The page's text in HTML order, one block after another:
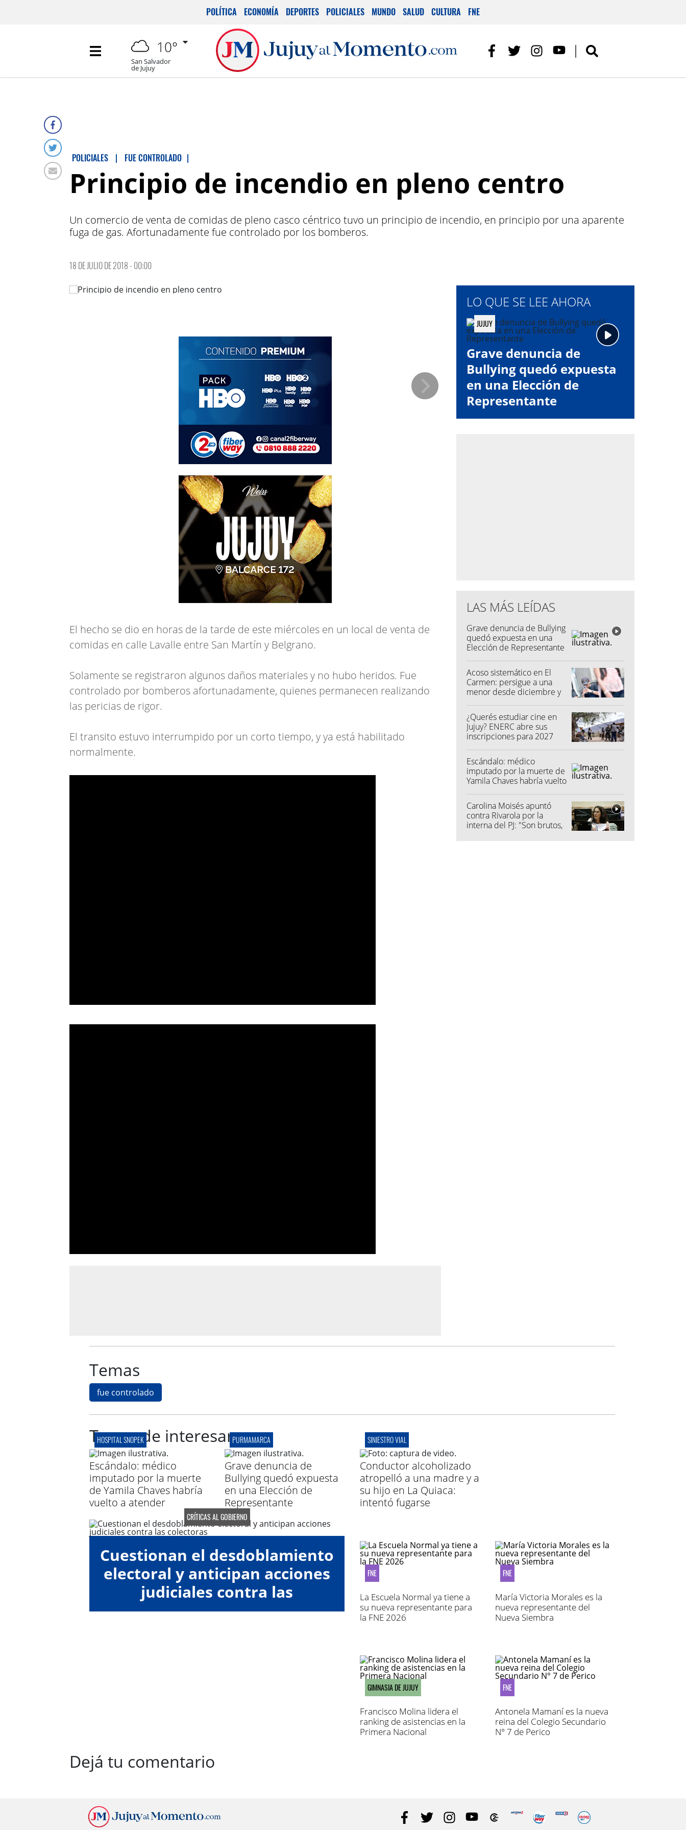
POLÍTICA ECONOMÍA DEPORTES POLICIALES MUNDO SALUD CULTURA FNE
10°
San Salvador
de Jujuy
POLICIALES | FUE CONTROLADO |
Principio de incendio en pleno centro
Un comercio de venta de comidas de pleno casco céntrico tuvo un principio de incendio, en principio por una aparente
fuga de gas. Afortunadamente fue controlado por los bomberos.
18 DE JULIO DE 2018 - 00:00
El hecho se dio en horas de la tarde de este miércoles en un local de venta de
comidas en calle Lavalle entre San Martín y Belgrano.
Solamente se registraron algunos daños materiales y no hubo heridos. Fue
controlado por bomberos afortunadamente, quienes permanecen realizando
las pericias de rigor.
El transito estuvo interrumpido por un corto tiempo, y ya está habilitado
normalmente.
LO QUE SE LEE AHORA
JUJUY
Grave denuncia de
Bullying quedó expuesta
en una Elección de
Representante
LAS MÁS LEÍDAS
Grave denuncia de Bullying
quedó expuesta en una
Elección de Representante
Acoso sistemático en El
Carmen: persigue a una
menor desde diciembre y
¿Querés estudiar cine en
Jujuy? ENERC abre sus
inscripciones para 2027
Escándalo: médico
imputado por la muerte de
Yamila Chaves habría vuelto
Carolina Moisés apuntó
contra Rivarola por la
interna del PJ: "Son brutos,
Temas
fue controlado
Te puede interesar
HOSPITAL SNOPEK
Escándalo: médico
imputado por la muerte
de Yamila Chaves habría
vuelto a atender
PURMAMARCA
Grave denuncia de
Bullying quedó expuesta
en una Elección de
Representante
SINIESTRO VIAL
Conductor alcoholizado
atropelló a una madre y a
su hijo en La Quiaca:
intentó fugarse
CRÍTICAS AL GOBIERNO
Cuestionan el desdoblamiento
electoral y anticipan acciones
judiciales contra las
"colectoras"
FNE
La Escuela Normal ya tiene a
su nueva representante para
la FNE 2026
FNE
María Victoria Morales es la
nueva representante del
Nueva Siembra
GIMNASIA DE JUJUY
Francisco Molina lidera el
ranking de asistencias en la
Primera Nacional
FNE
Antonela Mamaní es la nueva
reina del Colegio Secundario
N° 7 de Perico
Dejá tu comentario